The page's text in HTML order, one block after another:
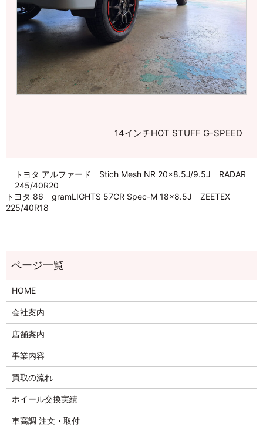
14インチHOT STUFF G-SPEED
トヨタ アルファード Stich Mesh NR 20×8.5J/9.5J RADAR
245/40R20
トヨタ 86 gramLIGHTS 57CR Spec-M 18×8.5J ZEETEX
225/40R18
HOME
会社案内
店舗案内
事業内容
買取の流れ
ホイール交換実績
車高調 注文・取付